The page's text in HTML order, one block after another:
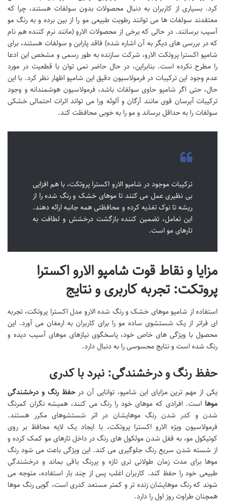
کرد. بسیاری از کاربران به دنبال محصولات بدون سولفات هستند، چرا که
معتقدند سولفات ها می توانند رطوبت طبیعی مو را از بین برده و به رنگ مو
آسیب برسانند. در حالی که برخی از محصولات الارو (مانند نرم کننده هم نام
که در بررسی های دیگر به آن اشاره شده) فاقد پارابن و سولفات هستند، برای
شامپو اکسترا پروتکت الارو، شرکت سازنده به طور رسمی و مشخص این ادعا
را مطرح نکرده است. بنابراین، در حال حاضر نمی توان با قطعیت در مورد
عدم وجود این ترکیبات در فرمولاسیون دقیق این شامپو اظهار نظر کرد. با این
حال، حتی اگر شامپو حاوی سولفات باشد، فرمولاسیون هوشمندانه و وجود
ترکیبات آبرسان قوی مانند آرگان و آلوئه ورا می تواند اثرات احتمالی خشکی
سولفات را به حداقل برساند و مو را به خوبی محافظت کند.
ترکیبات موجود در شامپو الارو اکسترا پروتکت، با هم افزایی
بی نظیری عمل می کنند تا موهای خشک و رنگ شده را از
ریشه تا نوک تغذیه کرده و محافظتی همه جانبه ارائه دهند.
این تعامل، تضمین کننده بازگشت درخشش و لطافت به
تارهای مو است.
مزایا و نقاط قوت شامپو الارو اکسترا
پروتکت: تجربه کاربری و نتایج
استفاده از شامپو موهای خشک و رنگ شده الارو مدل اکسترا پروتکت، تجربه
ای فراتر از یک شستشوی ساده مو را برای کاربران به ارمغان می آورد. این
محصول با ویژگی های خاص خود، پاسخگوی نیازهای موهای آسیب دیده و
رنگ شده است و نتایج محسوسی را به دنبال دارد.
حفظ رنگ و درخشندگی: نبرد با کدری
یکی از مهم ترین مزایای این شامپو، توانایی آن درحفظ رنگ و درخشندگی
موها است. افرادی که موهای خود را رنگ می کنند، همیشه نگران کمرنگ
شدن و کدر شدن رنگ موهایشان در اثر شستشوهای مکرر هستند.
فرمولاسیون ویژه الارو اکسترا پروتکت، با ایجاد یک لایه محافظ بر روی
کوتیکول مو، به قفل شدن مولکول های رنگ در داخل تارهای مو کمک کرده و
از شسته شدن سریع رنگ جلوگیری می کند. این ویژگی باعث می شود رنگ
موها برای مدت زمان طولانی تری تازه و پررنگ باقی بماند و درخشندگی
طبیعی خود را حفظ کند. کاربران اغلب پس از چند بار استفاده، متوجه می
شوند که رنگ موهایشان زنده تر و کمتر مستعد کدری است، گویی رنگ موها
همچنان طراوت روز اول را دارد.